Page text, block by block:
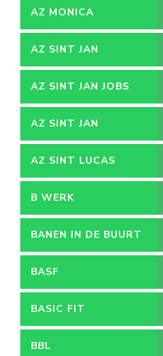
AZ MONICA
AZ SINT JAN
AZ SINT JAN JOBS
AZ SINT JAN
VACATURES
AZ SINT LUCAS
B WERK
BANEN IN DE BUURT
BASF
BASIC FIT
BBL